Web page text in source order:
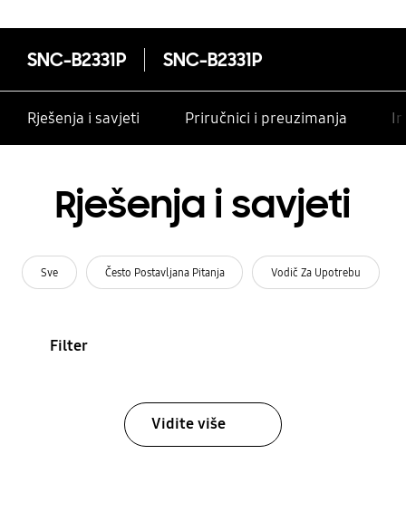
SNC-B2331P SNC-B2331P
Rješenja i savjeti Priručnici i preuzimanja
Rješenja i savjeti
Sve Često Postavljana Pitanja Vodič Za Upotrebu
Filter
Vidite više